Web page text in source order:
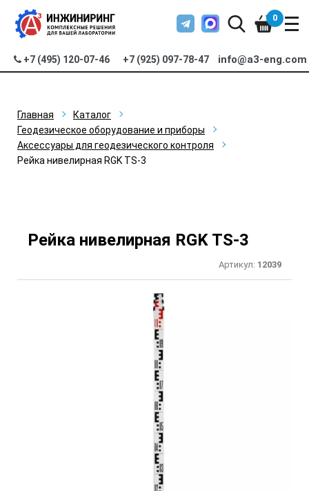
+7 (495) 120-07-46 +7 (925) 097-78-47 info@a3-eng.com
0
Главная
Каталог
Геодезическое оборудование и приборы
Аксессуары для геодезического контроля
Рейка нивелирная RGK TS-3
Рейка нивелирная RGK TS-3
Артикул: 12039